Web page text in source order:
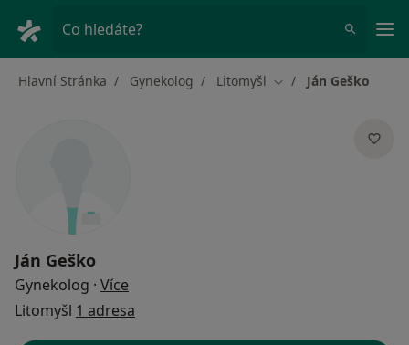
Co hledáte?
Hlavní Stránka Gynekolog Litomyšl Změna města
Ján Geško
Ján Geško
Gynekolog · Více
Litomyšl 1 adresa